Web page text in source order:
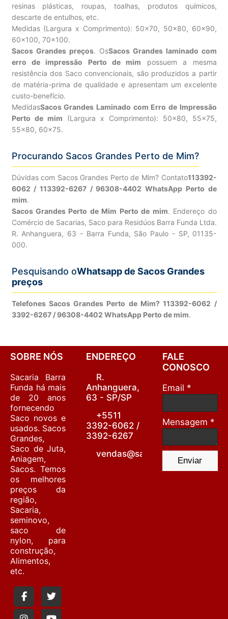
resinas plásticas, roupas, toalhas, produtos químicos,
descarte de entulhos, etc.
Medidas (Largura x Comprimento): 50×70, 50×80, 60×90,
60×100, 70×100.
Sacos Grandes preços. OsSacos Grandes laminado com
erro de impressão Perto de mim possuem a mesma
resistência dos Saco convencionais, são produzidos a partir
de matéria-prima de qualidade e apresentam um excelente
custo-benefício.
MedidasSacos Grandes Laminado com Erro de Impressão
Perto de mim (Largura x Comprimento): 50×80, 55×75,
55×80, 60×75.
Procurando Sacos Grandes Perto de Mim?
Dúvidas com Sacos Grandes Perto de Mim? Contato113392-
6062 / 113392-6267 / 96308-4402 WhatsApp Perto de
mim.
Sacos Grandes Perto de Mim Perto de mim. Endereço do
Comércio de Sacarias, Saco para Residúos Barra Funda Ltda.
R. Anhanguera, 63 - Barra Funda, São Paulo - SP, 01135-
000.
Pesquisando oWhatsapp de Sacos Grandes
preços
Telefones Sacos Grandes Perto de Mim? 113392-6062 /
3392-6267 / 96308-4402 WhatsApp Perto de mim.
SOBRE NÓS
Sacaria Barra
Funda há mais
de 20 anos
fornecendo
Saco novos e
usados. Sacos
Grandes,
Saco de Juta,
Aniagem,
Sacos. Temos
os melhores
preços da
região,
Sacaria,
seminovo,
saco de
nylon, para
construção,
Alimentos,
etc.
ENDEREÇO
R.
Anhanguera,
63 - SP/SP
+5511
3392-6062 /
3392-6267
FALE
CONOSCO
Email *
Mensagem *
Enviar